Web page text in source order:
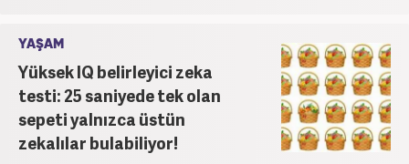
YAŞAM
Yüksek IQ belirleyici zeka
testi: 25 saniyede tek olan
sepeti yalnızca üstün
zekalılar bulabiliyor!